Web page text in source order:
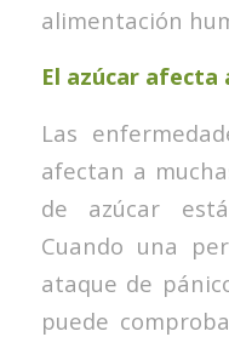
alimentación
El azúcar
Las
afectan a
de azúcar
Cuando una
ataque de
puede